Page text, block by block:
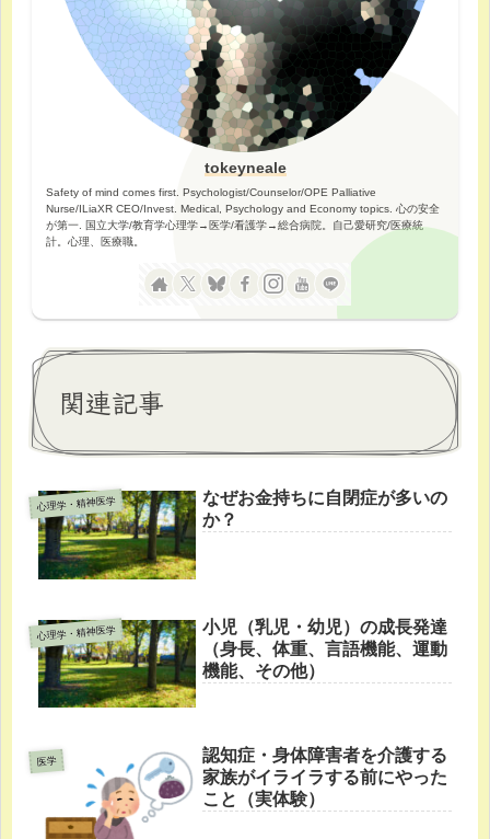
tokeyneale
Safety of mind comes first. Psychologist/Counselor/OPE Palliative
Nurse/ILiaXR CEO/Invest. Medical, Psychology and Economy topics. 心の安全
が第一. 国立大学/教育学心理学→医学/看護学→総合病院。自己愛研究/医療統
計。心理、医療職。
関連記事
心理学・精神医学
なぜお金持ちに自閉症が多いの
か？
心理学・精神医学
小児（乳児・幼児）の成長発達
（身長、体重、言語機能、運動
機能、その他）
医学
認知症・身体障害者を介護する
家族がイライラする前にやった
こと（実体験）